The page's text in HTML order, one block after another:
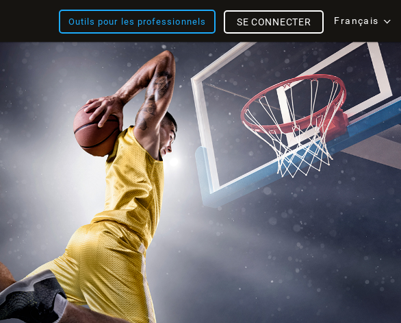
Outils pour les professionnels Français
SE CONNECTER